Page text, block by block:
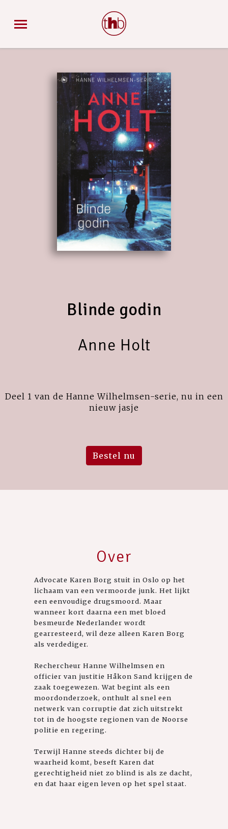
Blinde godin
Anne Holt
Deel 1 van de Hanne Wilhelmsen-serie, nu in een
nieuw jasje
Bestel nu
Over
Advocate Karen Borg stuit in Oslo op het
lichaam van een vermoorde junk. Het lijkt
een eenvoudige drugsmoord. Maar
wanneer kort daarna een met bloed
besmeurde Nederlander wordt
gearresteerd, wil deze alleen Karen Borg
als verdediger.
Rechercheur Hanne Wilhelmsen en
officier van justitie Håkon Sand krijgen de
zaak toegewezen. Wat begint als een
moordonderzoek, onthult al snel een
netwerk van corruptie dat zich uitstrekt
tot in de hoogste regionen van de Noorse
politie en regering.
Terwijl Hanne steeds dichter bij de
waarheid komt, beseft Karen dat
gerechtigheid niet zo blind is als ze dacht,
en dat haar eigen leven op het spel staat.